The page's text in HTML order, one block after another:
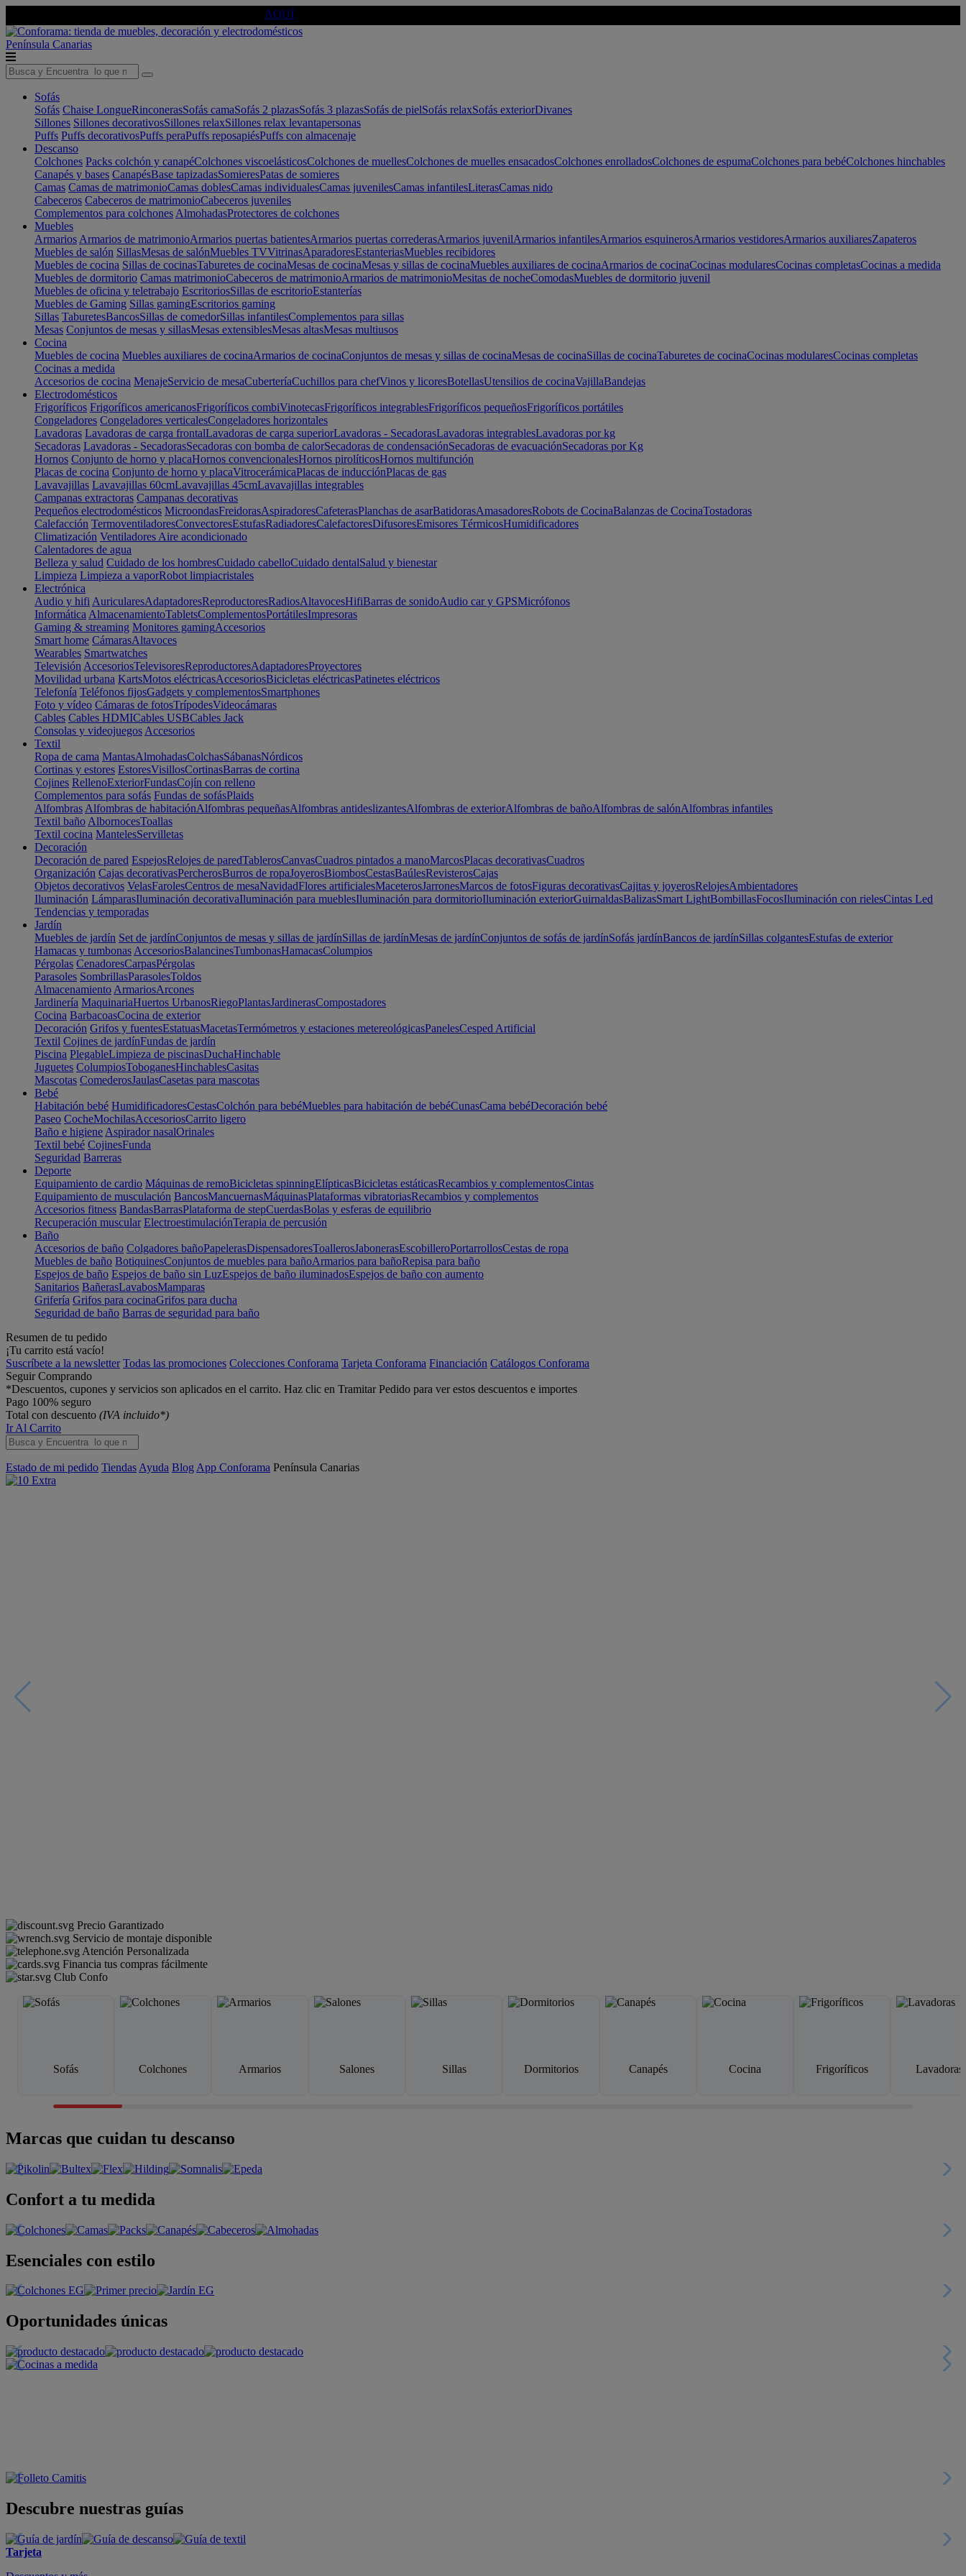
AQUÍ
Península Canarias
Sofás
Sofás Chaise LongueRinconerasSofás camaSofás 2 plazasSofás 3 plazasSofás de pielSofás relaxSofás exteriorDivanes
Sillones Sillones decorativosSillones relaxSillones relax levantapersonas
Puffs Puffs decorativosPuffs peraPuffs reposapiésPuffs con almacenaje
Descanso
Colchones Packs colchón y canapéColchones viscoelásticosColchones de muellesColchones de muelles ensacadosColchones enrolladosColchones de espumaColchones para bebéColchones hinchables
Canapés y bases CanapésBase tapizadasSomieresPatas de somieres
Camas Camas de matrimonioCamas doblesCamas individualesCamas juvenilesCamas infantilesLiterasCamas nido
Cabeceros Cabeceros de matrimonioCabeceros juveniles
Complementos para colchones AlmohadasProtectores de colchones
Muebles
Armarios Armarios de matrimonioArmarios puertas batientesArmarios puertas correderasArmarios juvenilArmarios infantilesArmarios esquinerosArmarios vestidoresArmarios auxiliaresZapateros
Muebles de salón SillasMesas de salónMuebles TVVitrinasAparadoresEstanteriasMuebles recibidores
Muebles de cocina Sillas de cocinasTaburetes de cocinaMesas de cocinaMesas y sillas de cocinaMuebles auxiliares de cocinaArmarios de cocinaCocinas modularesCocinas completasCocinas a medida
Muebles de dormitorio Camas matrimonioCabeceros de matrimonioArmarios de matrimonioMesitas de nocheComodasMuebles de dormitorio juvenil
Muebles de oficina y teletrabajo EscritoriosSillas de escritorioEstanterías
Muebles de Gaming Sillas gamingEscritorios gaming
Sillas TaburetesBancosSillas de comedorSillas infantilesComplementos para sillas
Mesas Conjuntos de mesas y sillasMesas extensiblesMesas altasMesas multiusos
Cocina
Muebles de cocina Muebles auxiliares de cocinaArmarios de cocinaConjuntos de mesas y sillas de cocinaMesas de cocinaSillas de cocinaTaburetes de cocinaCocinas modularesCocinas completas
Cocinas a medida
Accesorios de cocina MenajeServicio de mesaCuberteríaCuchillos para chefVinos y licoresBotellasUtensilios de cocinaVajillaBandejas
Electrodomésticos
Frigoríficos Frigoríficos americanosFrigoríficos combiVinotecasFrigoríficos integrablesFrigoríficos pequeñosFrigoríficos portátiles
Congeladores Congeladores verticalesCongeladores horizontales
Lavadoras Lavadoras de carga frontalLavadoras de carga superiorLavadoras - SecadorasLavadoras integrablesLavadoras por kg
Secadoras Lavadoras - SecadorasSecadoras con bomba de calorSecadoras de condensaciónSecadoras de evacuaciónSecadoras por Kg
Hornos Conjunto de horno y placaHornos convencionalesHornos pirolíticosHornos multifunción
Placas de cocina Conjunto de horno y placaVitrocerámicaPlacas de inducciónPlacas de gas
Lavavajillas Lavavajillas 60cmLavavajillas 45cmLavavajillas integrables
Campanas extractoras Campanas decorativas
Pequeños electrodomésticos MicroondasFreidorasAspiradoresCafeterasPlanchas de asarBatidorasAmasadoresRobots de CocinaBalanzas de CocinaTostadoras
Calefacción TermoventiladoresConvectoresEstufasRadiadoresCalefactoresDifusoresEmisores TérmicosHumidificadores
Climatización Ventiladores Aire acondicionado
Calentadores de agua
Belleza y salud Cuidado de los hombresCuidado cabelloCuidado dentalSalud y bienestar
Limpieza Limpieza a vaporRobot limpiacristales
Electrónica
Audio y hifi AuricularesAdaptadoresReproductoresRadiosAltavocesHifiBarras de sonidoAudio car y GPSMicrófonos
Informática AlmacenamientoTabletsComplementosPortátilesImpresoras
Gaming & streaming Monitores gamingAccesorios
Smart home CámarasAltavoces
Wearables Smartwatches
Televisión AccesoriosTelevisoresReproductoresAdaptadoresProyectores
Movilidad urbana KartsMotos eléctricasAccesoriosBicicletas eléctricasPatinetes eléctricos
Telefonía Teléfonos fijosGadgets y complementosSmartphones
Foto y vídeo Cámaras de fotosTrípodesVideocámaras
Cables Cables HDMICables USBCables Jack
Consolas y videojuegos Accesorios
Textil
Ropa de cama MantasAlmohadasColchasSábanasNórdicos
Cortinas y estores EstoresVisillosCortinasBarras de cortina
Cojines RellenoExteriorFundasCojín con relleno
Complementos para sofás Fundas de sofásPlaids
Alfombras Alfombras de habitaciónAlfombras pequeñasAlfombras antideslizantesAlfombras de exteriorAlfombras de bañoAlfombras de salónAlfombras infantiles
Textil baño AlbornocesToallas
Textil cocina MantelesServilletas
Decoración
Decoración de pared EspejosRelojes de paredTablerosCanvasCuadros pintados a manoMarcosPlacas decorativasCuadros
Organización Cajas decorativasPercherosBurros de ropaJoyerosBiombosCestasBaúlesRevisterosCajas
Objetos decorativos VelasFarolesCentros de mesaNavidadFlores artificialesMaceterosJarronesMarcos de fotosFiguras decorativasCajitas y joyerosRelojesAmbientadores
Iluminación LámparasIluminación decorativaIluminación para mueblesIluminación para dormitorioIluminación exteriorGuirnaldasBalizasSmart LightBombillasFocosIluminación con rielesCintas Led
Tendencias y temporadas
Jardín
Muebles de jardín Set de jardínConjuntos de mesas y sillas de jardínSillas de jardínMesas de jardínConjuntos de sofás de jardínSofás jardínBancos de jardínSillas colgantesEstufas de exterior
Hamacas y tumbonas AccesoriosBalancinesTumbonasHamacasColumpios
Pérgolas CenadoresCarpasPérgolas
Parasoles SombrillasParasolesToldos
Almacenamiento ArmariosArcones
Jardinería MaquinariaHuertos UrbanosRiegoPlantasJardinerasCompostadores
Cocina BarbacoasCocina de exterior
Decoración Grifos y fuentesEstatuasMacetasTermómetros y estaciones metereológicasPanelesCesped Artificial
Textil Cojines de jardínFundas de jardín
Piscina PlegableLimpieza de piscinasDuchaHinchable
Juguetes ColumpiosToboganesHinchablesCasitas
Mascotas ComederosJaulasCasetas para mascotas
Bebé
Habitación bebé HumidificadoresCestasColchón para bebéMuebles para habitación de bebéCunasCama bebéDecoración bebé
Paseo CocheMochilasAccesoriosCarrito ligero
Baño e higiene Aspirador nasalOrinales
Textil bebé CojinesFunda
Seguridad Barreras
Deporte
Equipamiento de cardio Máquinas de remoBicicletas spinningElípticasBicicletas estáticasRecambios y complementosCintas
Equipamiento de musculación BancosMancuernasMáquinasPlataformas vibratoriasRecambios y complementos
Accesorios fitness BandasBarrasPlataforma de stepCuerdasBolas y esferas de equilibrio
Recuperación muscular ElectroestimulaciónTerapia de percusión
Baño
Accesorios de baño Colgadores bañoPapelerasDispensadoresToallerosJabonerasEscobilleroPortarrollosCestas de ropa
Muebles de baño BotiquinesConjuntos de muebles para bañoArmarios para bañoRepisa para baño
Espejos de baño Espejos de baño sin LuzEspejos de baño iluminadosEspejos de baño con aumento
Sanitarios BañerasLavabosMamparas
Grifería Grifos para cocinaGrifos para ducha
Seguridad de baño Barras de seguridad para baño
Resumen de tu pedido
¡Tu carrito está vacío!
Suscríbete a la newsletter Todas las promociones Colecciones Conforama Tarjeta Conforama Financiación Catálogos Conforama
Seguir Comprando
*Descuentos, cupones y servicios son aplicados en el carrito. Haz clic en Tramitar Pedido para ver estos descuentos e importes
Pago 100% seguro
Total con descuento (IVA incluido*)
Ir Al Carrito
Estado de mi pedido Tiendas Ayuda Blog App Conforama Península Canarias
Precio Garantizado
Servicio de montaje disponible
Atención Personalizada
Financia tus compras fácilmente
Club Confo
Sofás Colchones Armarios Salones Sillas Dormitorios Canapés Cocina Frigoríficos Lavadoras
Marcas que cuidan tu descanso
Confort a tu medida
Esenciales con estilo
Oportunidades únicas
Descubre nuestras guías
Tarjeta